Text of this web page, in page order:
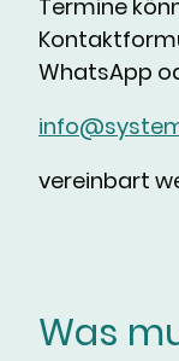
Termine
WhatsApp
vereinbart
Was